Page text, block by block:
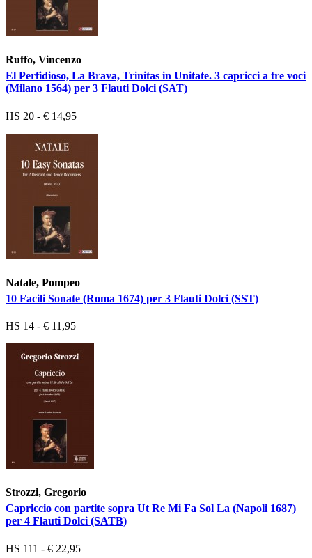
Ruffo, Vincenzo
El Perfidioso, La Brava, Trinitas in Unitate. 3 capricci a tre voci
(Milano 1564) per 3 Flauti Dolci (SAT)
HS 20 - € 14,95
Natale, Pompeo
10 Facili Sonate (Roma 1674) per 3 Flauti Dolci (SST)
HS 14 - € 11,95
Strozzi, Gregorio
Capriccio con partite sopra Ut Re Mi Fa Sol La (Napoli 1687)
per 4 Flauti Dolci (SATB)
HS 111 - € 22,95